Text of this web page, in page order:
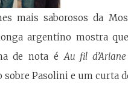
mais saborosos da
argentino mostra
de nota é Au fil d’Ariane
Pasolini e um curta